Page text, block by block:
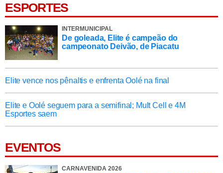
ESPORTES
INTERMUNICIPAL
De goleada, Elite é campeão do
campeonato Deivão, de Piacatu
Elite vence nos pênaltis e enfrenta Oolé na final
Elite e Oolé seguem para a semifinal; Mult Cell e 4M
Esportes saem
EVENTOS
CARNAVENIDA 2026